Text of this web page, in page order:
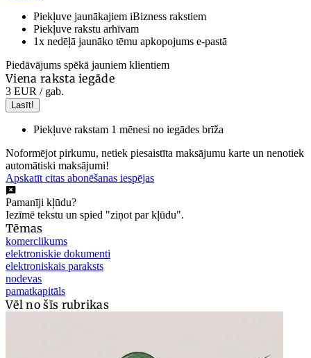
Piekļuve jaunākajiem iBizness rakstiem
Piekļuve rakstu arhīvam
1x nedēļā jaunāko tēmu apkopojums e-pastā
Piedāvājums spēkā jauniem klientiem
Viena raksta iegāde
3 EUR / gab.
Lasīt!
Piekļuve rakstam 1 mēnesi no iegādes brīža
Noformējot pirkumu, netiek piesaistīta maksājumu karte un nenotiek
automātiski maksājumi!
Apskatīt citas abonēšanas iespējas
Pamanīji kļūdu?
Iezīmē tekstu un spied "ziņot par kļūdu".
Tēmas
komerclikums
elektroniskie dokumenti
elektroniskais paraksts
nodevas
pamatkapitāls
Vēl no šīs rubrikas